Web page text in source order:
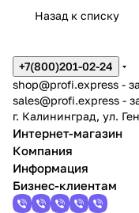
Назад к списку
+7(800)201-02-24
shop@profi.express -
sales@profi.express -
г. Калининград, ул.
Интернет-магазин
Компания
Информация
Бизнес-клиентам